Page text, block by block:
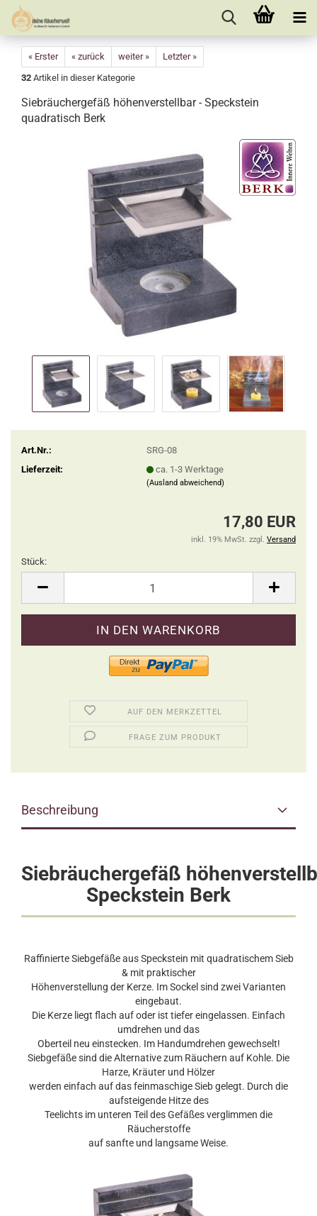
« Erster « zurück weiter »
Letzter »
32 Artikel in dieser Kategorie
Siebräuchergefäß höhenverstellbar - Speckstein
quadratisch Berk
Art.Nr.:
SRG-08
Lieferzeit:
ca. 1-3 Werktage
(Ausland abweichend)
17,80 EUR
inkl. 19% MwSt. zzgl. Versand
Stück:
AUF DEN MERKZETTEL
FRAGE ZUM PRODUKT
Beschreibung
Siebräuchergefäß
Speckstein Berk
Raffinierte Siebgefäße aus Speckstein mit quadratischem Sieb
& mit praktischer
Höhenverstellung der Kerze. Im Sockel sind zwei Varianten
eingebaut.
Die Kerze liegt flach auf oder ist tiefer eingelassen. Einfach
umdrehen und das
Oberteil neu einstecken. Im Handumdrehen gewechselt!
Siebgefäße sind die Alternative zum Räuchern auf Kohle. Die
Harze, Kräuter und Hölzer
werden einfach auf das feinmaschige Sieb gelegt. Durch die
aufsteigende Hitze des
Teelichts im unteren Teil des Gefäßes verglimmen die
Räucherstoffe
auf sanfte und langsame Weise.